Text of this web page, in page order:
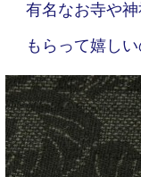
有名なお寺や
もらって嬉し